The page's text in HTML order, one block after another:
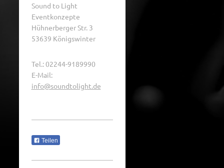
Sound to Light
Eventkonzepte
Hühnerberger Str. 3
53639 Königswinter
Tel.: 02244-9189990
E-Mail:
info@soundtolight.de
Teilen